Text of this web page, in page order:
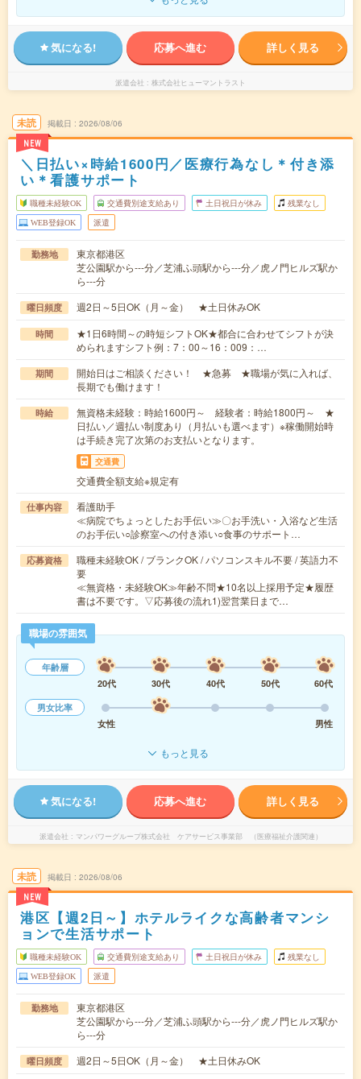
気になる! 応募へ進む 詳しく見る
派遣会社 株式会社ヒューマントラスト
未読
NEW
掲載日 2026/08/06
＼日払い×時給1600円／医療行為なし＊付き添
い＊看護サポート
職種未経験OK 交通費別途支給あり 土日祝日が休み 残業なし
WEB登録OK 派遣
勤務地
東京都港区
芝公園駅から---分／芝浦ふ頭駅から---分／虎ノ門ヒルズ駅か
ら---分
曜日頻度 週2日～5日OK（月～金） ★土日休みOK
時間
★1日6時間～の時短シフトOK★都合に合わせてシフトが決
められますシフト例：7：00～16：009：…
期間
開始日はご相談ください！ ★急募 ★職場が気に入れば、
長期でも働けます！
時給
無資格未経験：時給1600円～ 経験者：時給1800円～ ★
日払い／週払い制度あり（月払いも選べます）※稼働開始時
は手続き完了次第のお支払いとなります。
交通費
交通費全額支給※規定有
仕事内容
看護助手
≪病院でちょっとしたお手伝い≫〇お手洗い・入浴など生活
のお手伝い○診察室への付き添い○食事のサポート…
応募資格
職種未経験OK / ブランクOK / パソコンスキル不要 / 英語力不
要
≪無資格・未経験OK≫年齢不問★10名以上採用予定★履歴
書は不要です。▽応募後の流れ1)翌営業日まで…
職場の雰囲気
年齢層
20代
30代 40代 50代
60代
男女比率
女性
男性
もっと見る
気になる! 応募へ進む 詳しく見る
派遣会社 マンパワーグループ株式会社 ケアサービス事業部 （医療福祉介護関連）
未読
NEW
掲載日 2026/08/06
港区【週2日～】ホテルライクな高齢者マンシ
ョンで生活サポート
職種未経験OK 交通費別途支給あり 土日祝日が休み 残業なし
WEB登録OK 派遣
勤務地
東京都港区
芝公園駅から---分／芝浦ふ頭駅から---分／虎ノ門ヒルズ駅か
ら---分
曜日頻度 週2日～5日OK（月～金） ★土日休みOK